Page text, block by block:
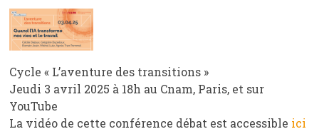
Cycle « L’aventure des transitions »
Jeudi 3 avril 2025 à 18h au Cnam, Paris, et sur
YouTube
La vidéo de cette conférence débat est accessible ici